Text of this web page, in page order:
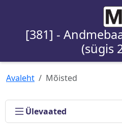
[381] -
(sügis
Avaleht Mõisted
Ülevaated